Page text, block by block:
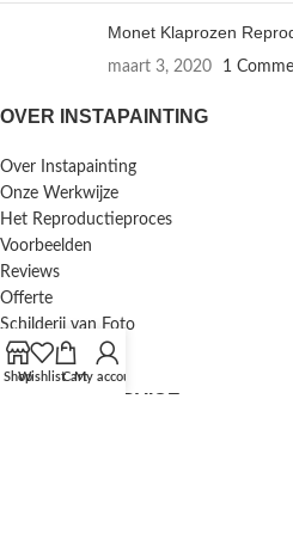
Monet Klaprozen
maart 3, 2020 1
OVER INSTAPAINTING
Over Instapainting
Onze Werkwijze
Het Reproductieproces
Voorbeelden
Reviews
Offerte
Schilderij van Foto
Inlijstservice
KLANTENSERVICE
ShopWishlistCartMy account